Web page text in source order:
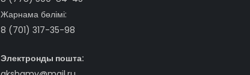
Жарнама бөлімі:
8 (701) 317-35-98
Электронды пошта: